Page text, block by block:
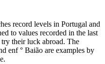
record levels in Portugal and
to values ​​recorded in the last
their luck abroad. The
enf ° Baião are examples by